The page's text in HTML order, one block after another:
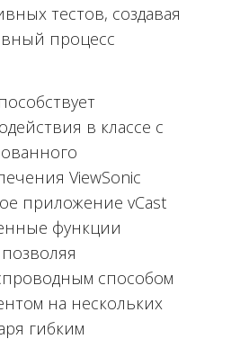
тестов, создавая
процесс
в классе с
ViewSonic
приложение vCast
функции
способом
на нескольких
гибким